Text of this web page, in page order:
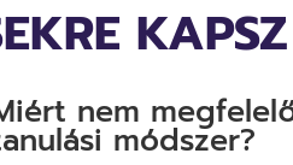
nem
módszer?